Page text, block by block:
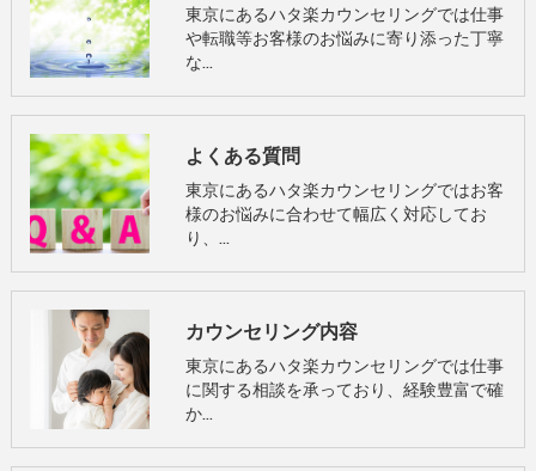
東京にあるハタ楽カウンセリングでは仕事
や転職等お客様のお悩みに寄り添った丁寧
な…
よくある質問
東京にあるハタ楽カウンセリングではお客
様のお悩みに合わせて幅広く対応してお
り、…
カウンセリング内容
東京にあるハタ楽カウンセリングでは仕事
に関する相談を承っており、経験豊富で確
か…